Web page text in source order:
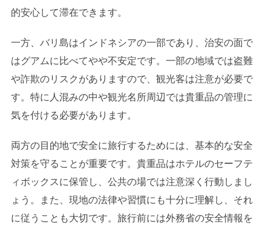
的安心して滞在できます。
一方、バリ島はインドネシアの一部であり、治安の面で
はグアムに比べてやや不安定です。一部の地域では盗難
や詐欺のリスクがありますので、観光客は注意が必要で
す。特に人混みの中や観光名所周辺では貴重品の管理に
気を付ける必要があります。
両方の目的地で安全に旅行するためには、基本的な安全
対策を守ることが重要です。貴重品はホテルのセーフテ
ィボックスに保管し、公共の場では注意深く行動しまし
ょう。また、現地の法律や習慣にも十分に理解し、それ
に従うことも大切です。旅行前には外務省の安全情報を